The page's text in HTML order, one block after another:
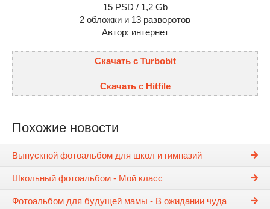
15 PSD / 1,2 Gb
2 обложки и 13 разворотов
Автор: интернет
Скачать с Turbobit
Скачать с Hitfile
Похожие новости
Выпускной фотоальбом для школ и гимназий
Школьный фотоальбом - Мой класс
Фотоальбом для будущей мамы - В ожидании чуда